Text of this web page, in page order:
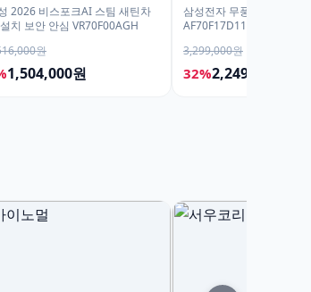
2026 비스포크AI 스팀 새틴차
치 보안 안심 VR70F00AGH
원
1,504,000원
삼성전자 무풍 에어컨 멀
AF70F17D11BRS 일반배
3,299,000원
32%2,249,000원